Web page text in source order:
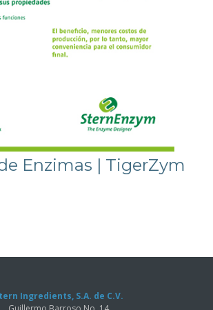
Enzimas | TigerZym
Ingredients, S.A. de C.V.